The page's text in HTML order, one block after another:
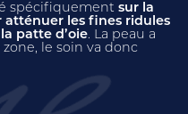
spécifiquement sur la
atténuer les fines ridules
patte d’oie. La peau a
le soin va donc